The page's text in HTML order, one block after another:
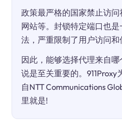
政策最严格的国家禁止访
网站等。封锁特定端口也
法，严重限制了用户访问和
因此，能够选择代理来自哪
说是至关重要的。
自NTT Communications
里就是!